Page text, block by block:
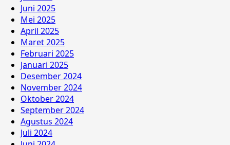
Juni 2025
Mei 2025
April 2025
Maret 2025
Februari 2025
Januari 2025
Desember 2024
November 2024
Oktober 2024
September 2024
Agustus 2024
Juli 2024